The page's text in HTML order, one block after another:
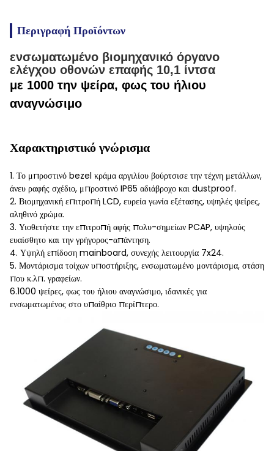
Περιγραφή Προϊόντων
ενσωματωμένο βιομηχανικό όργανο
ελέγχου οθονών επαφής 10,1 ίντσα
με 1000 την ψείρα, φως του ήλιου
αναγνώσιμο
Χαρακτηριστικό γνώρισμα
1. Το μπροστινό bezel κράμα αργιλίου βούρτσισε την τέχνη μετάλλων,
άνευ ραφής σχέδιο, μπροστινό IP65 αδιάβροχο και dustproof.
2. Βιομηχανική επιτροπή LCD, ευρεία γωνία εξέτασης, υψηλές ψείρες,
αληθινό χρώμα.
3. Υιοθετήστε την επιτροπή αφής πολυ-σημείων PCAP, υψηλούς
ευαίσθητο και την γρήγορος-απάντηση.
4. Υψηλή επίδοση mainboard, συνεχής λειτουργία 7x24.
5. Μοντάρισμα τοίχων υποστήριξης, ενσωματωμένο μοντάρισμα, στάση
που κ.λπ. γραφείων.
6.1000 ψείρες, φως του ήλιου αναγνώσιμο, ιδανικές για
ενσωματωμένος στο υπαίθριο περίπτερο.